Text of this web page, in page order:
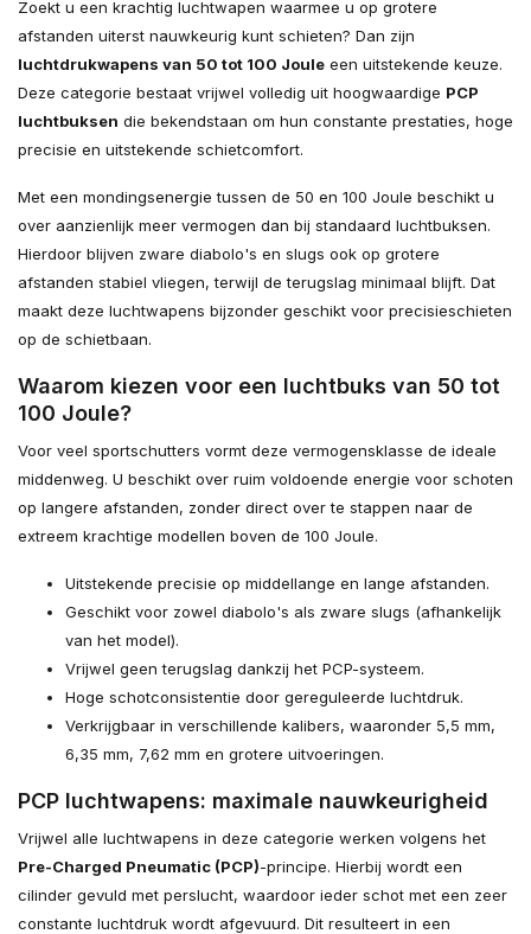
Zoekt u een krachtig luchtwapen waarmee u op grotere
afstanden uiterst nauwkeurig kunt schieten? Dan zijn
luchtdrukwapens van 50 tot 100 Joule een uitstekende keuze.
Deze categorie bestaat vrijwel volledig uit hoogwaardige PCP
luchtbuksen die bekendstaan om hun constante prestaties, hoge
precisie en uitstekende schietcomfort.
Met een mondingsenergie tussen de 50 en 100 Joule beschikt u
over aanzienlijk meer vermogen dan bij standaard luchtbuksen.
Hierdoor blijven zware diabolo's en slugs ook op grotere
afstanden stabiel vliegen, terwijl de terugslag minimaal blijft. Dat
maakt deze luchtwapens bijzonder geschikt voor precisieschieten
op de schietbaan.
Waarom kiezen voor een luchtbuks van 50 tot
100 Joule?
Voor veel sportschutters vormt deze vermogensklasse de ideale
middenweg. U beschikt over ruim voldoende energie voor schoten
op langere afstanden, zonder direct over te stappen naar de
extreem krachtige modellen boven de 100 Joule.
Uitstekende precisie op middellange en lange afstanden.
Geschikt voor zowel diabolo's als zware slugs (afhankelijk
van het model).
Vrijwel geen terugslag dankzij het PCP-systeem.
Hoge schotconsistentie door gereguleerde luchtdruk.
Verkrijgbaar in verschillende kalibers, waaronder 5,5 mm,
6,35 mm, 7,62 mm en grotere uitvoeringen.
PCP luchtwapens: maximale nauwkeurigheid
Vrijwel alle luchtwapens in deze categorie werken volgens het
Pre-Charged Pneumatic (PCP)-principe. Hierbij wordt een
cilinder gevuld met perslucht, waardoor ieder schot met een zeer
constante luchtdruk wordt afgevuurd. Dit resulteert in een